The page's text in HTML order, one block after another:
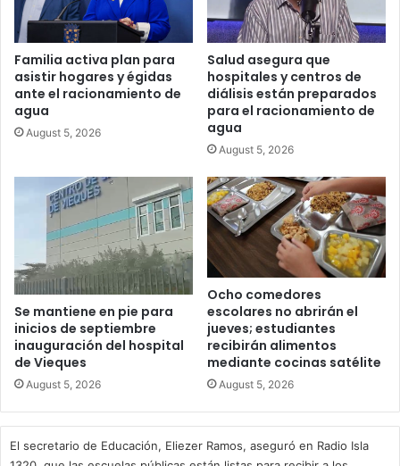
Familia activa plan para
asistir hogares y égidas
ante el racionamiento de
agua
August 5, 2026
Salud asegura que
hospitales y centros de
diálisis están preparados
para el racionamiento de
agua
August 5, 2026
Se mantiene en pie para
inicios de septiembre
inauguración del hospital
de Vieques
August 5, 2026
Ocho comedores
escolares no abrirán el
jueves; estudiantes
recibirán alimentos
mediante cocinas satélite
August 5, 2026
El secretario de Educación, Eliezer Ramos, aseguró en Radio Isla